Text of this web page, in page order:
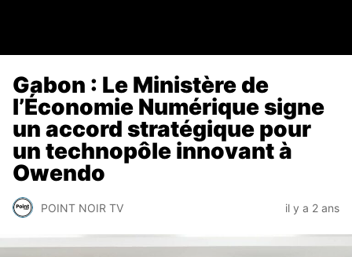
Gabon : Le Ministère de
l’Économie Numérique signe
un accord stratégique pour
un technopôle innovant à
Owendo
POINT NOIR TV il y a 2 ans